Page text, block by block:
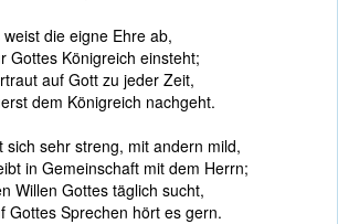
weist die eigne Ehre ab,
Gottes Königreich einsteht;
auf Gott zu jeder Zeit,
dem Königreich nachgeht.
sich sehr streng, mit andern mild,
in Gemeinschaft mit dem Herrn;
Willen Gottes täglich sucht,
Gottes Sprechen hört es gern.